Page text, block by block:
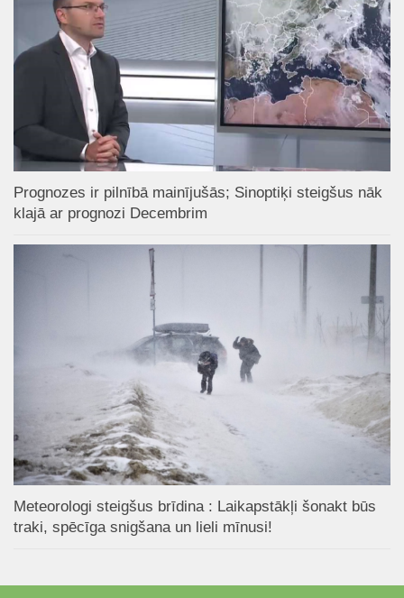
Prognozes ir pilnībā mainījušās; Sinoptiķi steigšus nāk
klajā ar prognozi Decembrim
Meteorologi steigšus brīdina : Laikapstākļi šonakt būs
traki, spēcīga snigšana un lieli mīnusi!